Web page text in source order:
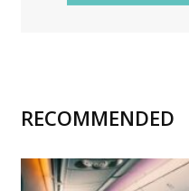
RECOMMENDED